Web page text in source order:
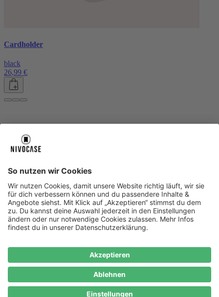
Cardholder
black
26,99 €
About NIVOCASE
Geschäftskunden
Zahlungsarten Versandinfos Alle Hilfe-Themen
Zufriedenheitsgarantie
Service
Service
AGB VERTRAG WIDERRUFEN Datenschutz
Ombudsmann
Barrierefreiheit Lieferantenkodex Bestell-Prozess
Samsung Handyhüllen
Handyhüllen Handyketten
Cookie Consent
* Preisangaben inkl. Mwst. und zzgl.Versandkosten